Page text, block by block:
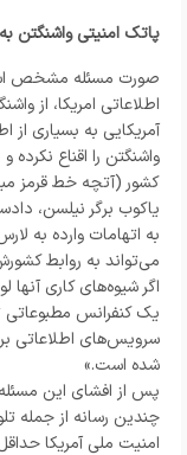
پاتک امنیتی واشنگتن
صورت مسئله مشخص
اطلاعاتی امریکا، از
آمریکایی به بسیاری از
واشنگتن را اقناع
کشور (آتچه خط قرمز
یاکوب برگر نیلسن،
به اتهامات وارده به
می‌تواند به روابط
اگر شیوه‌های کاری آنها
یک کنفرانس مطبوعاتی
سرویس‌های اطلاعاتی
شده است.»
پس از افشای این
چندین رسانه از جمله